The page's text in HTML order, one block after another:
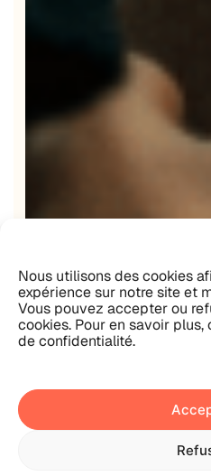
Nous utilisons des cookies
expérience sur notre site et
Vous pouvez accepter ou
cookies. Pour en savoir
de confidentialité.